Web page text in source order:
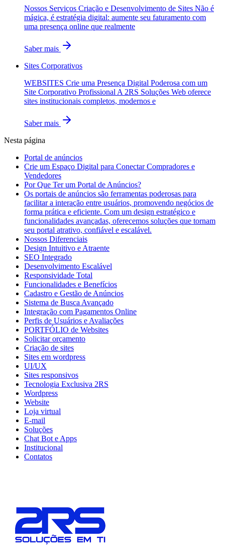
Nossos Serviços Criação e Desenvolvimento de Sites Não é
mágica, é estratégia digital: aumente seu faturamento com
uma presença online que realmente
Saber mais
Sites Corporativos
WEBSITES Crie uma Presença Digital Poderosa com um
Site Corporativo Profissional A 2RS Soluções Web oferece
sites institucionais completos, modernos e
Saber mais
Nesta página
Portal de anúncios
Crie um Espaço Digital para Conectar Compradores e
Vendedores
Por Que Ter um Portal de Anúncios?
Os portais de anúncios são ferramentas poderosas para
facilitar a interação entre usuários, promovendo negócios de
forma prática e eficiente. Com um design estratégico e
funcionalidades avançadas, oferecemos soluções que tornam
seu portal atrativo, confiável e escalável.
Nossos Diferenciais
Design Intuitivo e Atraente
SEO Integrado
Desenvolvimento Escalável
Responsividade Total
Funcionalidades e Benefícios
Cadastro e Gestão de Anúncios
Sistema de Busca Avançado
Integração com Pagamentos Online
Perfis de Usuários e Avaliações
PORTFÓLIO de Websites
Solicitar orçamento
Criação de sites
Sites em wordpress
UI/UX
Sites responsivos
Tecnologia Exclusiva 2RS
Wordpress
Website
Loja virtual
E-mail
Soluções
Chat Bot e Apps
Institucional
Contatos